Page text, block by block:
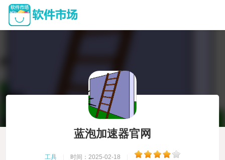
蓝泡加速器官网
工具 时间：2025-02-18